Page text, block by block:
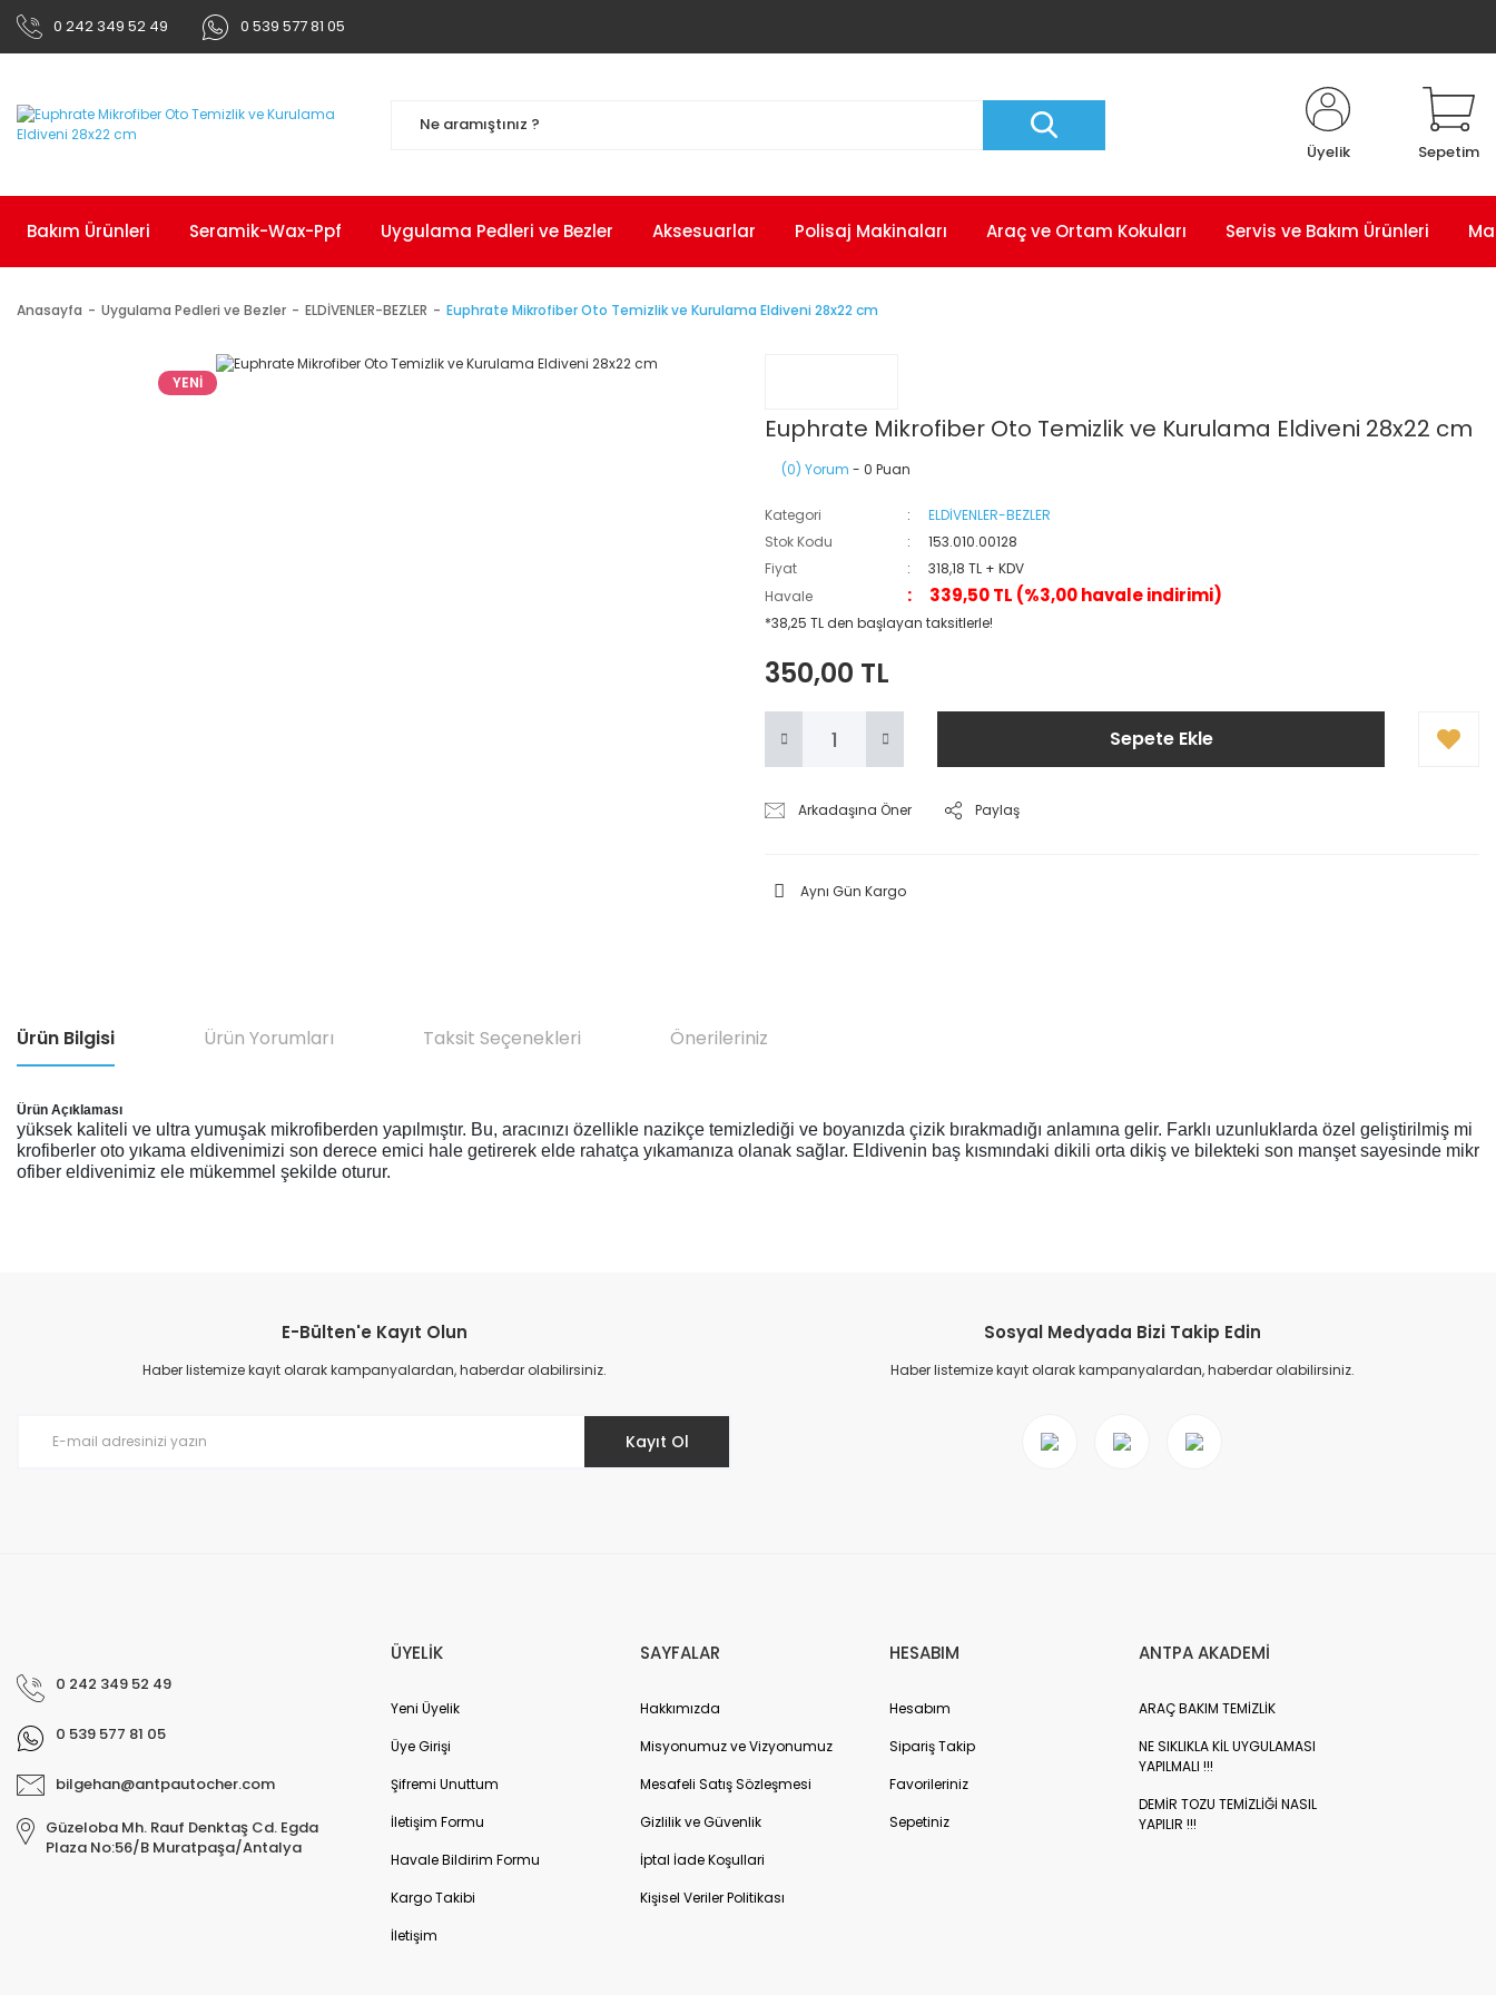
0 242 349 52 49 0 539 577 81 05
Üyelik Sepetim
Bakım Ürünleri Seramik-Wax-Ppf Uygulama Pedleri ve Bezler Aksesuarlar Polisaj Makinaları Araç ve Ortam Kokuları Servis ve Bakım Ürünleri
Anasayfa Uygulama Pedleri ve Bezler ELDİVENLER-BEZLER Euphrate Mikrofiber Oto Temizlik ve Kurulama Eldiveni 28x22 cm
YENİ
Euphrate Mikrofiber Oto Temizlik ve Kurulama Eldiveni 28x22 cm
(0) Yorum - 0 Puan
Kategori
ELDİVENLER-BEZLER
Stok Kodu
153.010.00128
Fiyat
318,18 TL + KDV
Havale
339,50 TL (%3,00 havale indirimi)
*38,25 TL den başlayan taksitlerle!
350,00 TL
Sepete Ekle
Arkadaşına Öner Paylaş
Aynı Gün Kargo
Ürün Bilgisi Ürün Yorumları Taksit Seçenekleri Önerileriniz
Ürün Açıklaması
yüksek kaliteli ve ultra yumuşak mikrofiberden yapılmıştır. Bu, aracınızı özellikle nazikçe temizlediği ve boyanızda çizik bırakmadığı anlamına gelir. Farklı uzunluklarda özel geliştirilmiş mi
krofiberler oto yıkama eldivenimizi son derece emici hale getirerek elde rahatça yıkamanıza olanak sağlar. Eldivenin baş kısmındaki dikili orta dikiş ve bilekteki son manşet sayesinde mikr
ofiber eldivenimiz ele mükemmel şekilde oturur.
Ürün resmi kalitesiz, bozuk veya görüntülenemiyor.
Ürün açıklamasında eksik bilgiler bulunuyor.
E-Bülten'e Kayıt Olun
Haber listemize kayıt olarak kampanyalardan, haberdar olabilirsiniz.
Kayıt Ol
Sosyal Medyada Bizi Takip Edin
Haber listemize kayıt olarak kampanyalardan, haberdar olabilirsiniz.
0 242 349 52 49
0 539 577 81 05
bilgehan@antpautocher.com
Güzeloba Mh. Rauf Denktaş Cd. Egda
Plaza No:56/B Muratpaşa/Antalya
ÜYELİK
Yeni Üyelik
Üye Girişi
Şifremi Unuttum
İletişim Formu
Havale Bildirim Formu
Kargo Takibi
İletişim
SAYFALAR
Hakkımızda
Misyonumuz ve Vizyonumuz
Mesafeli Satış Sözleşmesi
Gizlilik ve Güvenlik
İptal İade Koşullari
Kişisel Veriler Politikası
HESABIM
Hesabım
Sipariş Takip
Favorileriniz
Sepetiniz
ANTPA AKADEMİ
ARAÇ BAKIM TEMİZLİK
NE SIKLIKLA KİL UYGULAMASI
YAPILMALI !!!
DEMİR TOZU TEMİZLİĞİ NASIL
YAPILIR !!!